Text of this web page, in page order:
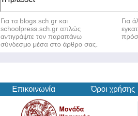
Για τα blogs.sch.gr και
schoolpress.sch.gr απλώς
αντιγράψτε τον παραπάνω
σύνδεσμο μέσα στο άρθρο σας.
Για
Επικοινωνία Όροι χρήσης